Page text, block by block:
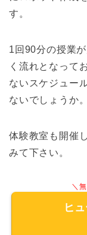
す。
1回90分の授業
く流れとなって
ないスケジュー
ないでしょうか。
体験教室も開催
みて下さい。
＼
ヒ